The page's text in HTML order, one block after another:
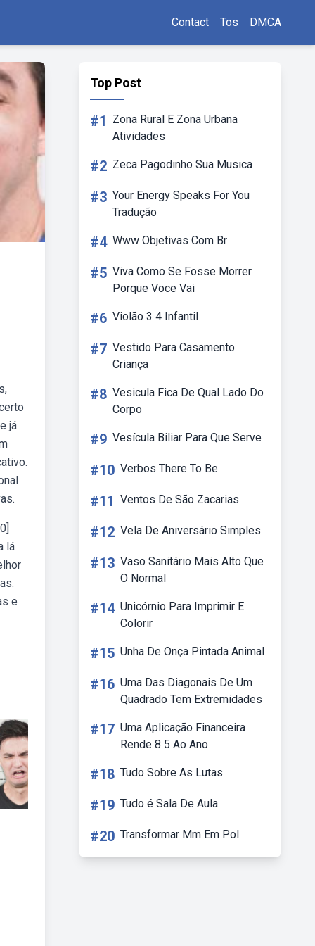
Contact Tos DMCA
já
lá
e
Top Post
#1
Zona Rural E Zona Urbana
Atividades
#2 Zeca Pagodinho Sua Musica
#3 Your Energy Speaks For You
Tradução
#4 Www Objetivas Com Br
#5 Viva Como Se Fosse Morrer
Porque Voce Vai
#6 Violão 3 4 Infantil
#7 Vestido Para Casamento
Criança
#8 Vesicula Fica De Qual Lado Do
Corpo
#9 Vesícula Biliar Para Que Serve
#10 Verbos There To Be
#11 Ventos De São Zacarias
#12 Vela De Aniversário Simples
#13 Vaso Sanitário Mais Alto Que
O Normal
#14 Unicórnio Para Imprimir E
Colorir
#15 Unha De Onça Pintada Animal
#16 Uma Das Diagonais De Um
Quadrado Tem Extremidades
#17 Uma Aplicação Financeira
Rende 8 5 Ao Ano
#18 Tudo Sobre As Lutas
#19 Tudo é Sala De Aula
#20 Transformar Mm Em Pol